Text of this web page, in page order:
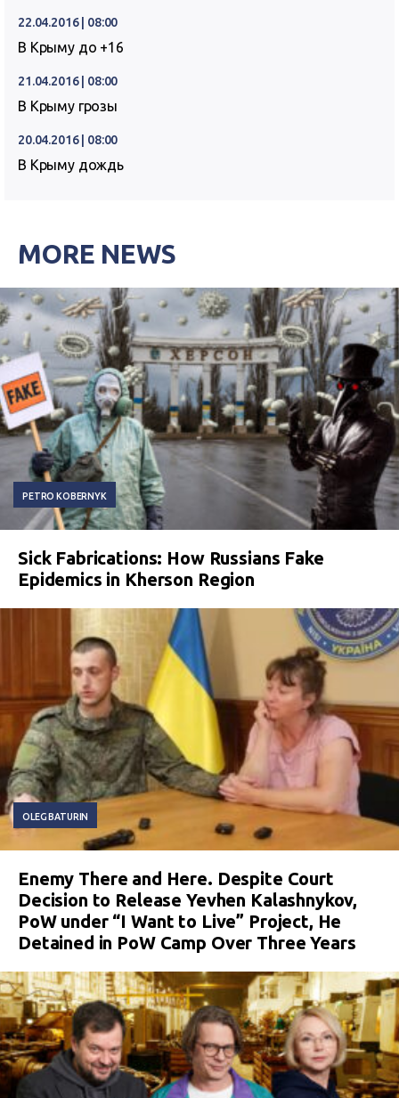
22.04.2016 | 08:00
В Крыму до +16
21.04.2016 | 08:00
В Крыму грозы
20.04.2016 | 08:00
В Крыму дождь
MORE NEWS
PETRO KOBERNYK
Sick Fabrications: How Russians Fake
Epidemics in Kherson Region
OLEG BATURIN
Enemy There and Here. Despite Court
Decision to Release Yevhen Kalashnykov,
PoW under “I Want to Live” Project, He
Detained in PoW Camp Over Three Years